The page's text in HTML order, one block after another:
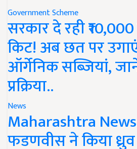
Government Scheme
सरकार दे रही
किट! अब छत पर
ऑर्गेनिक सब्जियां,
प्रक्रिया..
News
Maharashtra
फडणवीस ने किया ध्रुव